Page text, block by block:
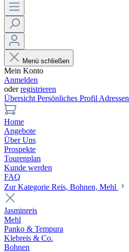
Menü schließen
Mein Konto
Anmelden
oderregistrieren
Übersicht Persönliches Profil Adressen
Home
Angebote
Über Uns
Prospekte
Tourenplan
Kunde werden
FAQ
Zur Kategorie Reis, Bohnen, Mehl
Jasminreis
Mehl
Panko & Tempura
Klebreis & Co.
Bohnen